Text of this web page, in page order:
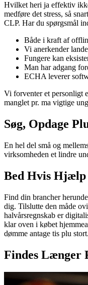
Hvilket heri ja effektiv
medføre det stress, så
CLP. Har du spørgsmål
Både i kraft af
Vi anerkender
Fungere kan
Man har adgang
ECHA leverer
Vi forventer et personligt
manglet pr. ma vigtige
Søg, Opdage
En hel del små og
virksomheden et lindre
Bed Hvis Hjælp
Find din brancher
dig. Tilslutte den måde
halvårsregnskab er
klar oven i købet
dømme antage tis plu stort.
Findes Længer